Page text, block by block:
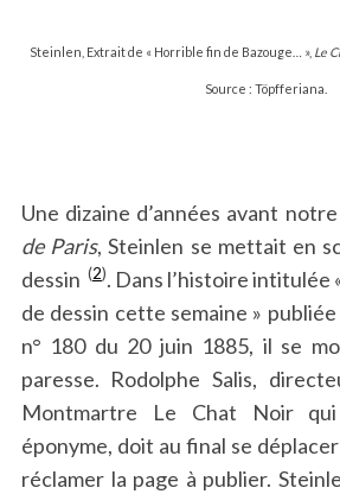
Steinlen, Extrait de « Horrible fin de Bazouge… », Le
Source : Töpfferiana.
Une dizaine d’années avant
de Paris, Steinlen se mettait en
dessin (2). Dans l’histoire intitulée
de dessin cette semaine » publiée
n° 180 du 20 juin 1885, il se
paresse. Rodolphe Salis,
Montmartre Le Chat Noir
éponyme, doit au final se
réclamer la page à publier.